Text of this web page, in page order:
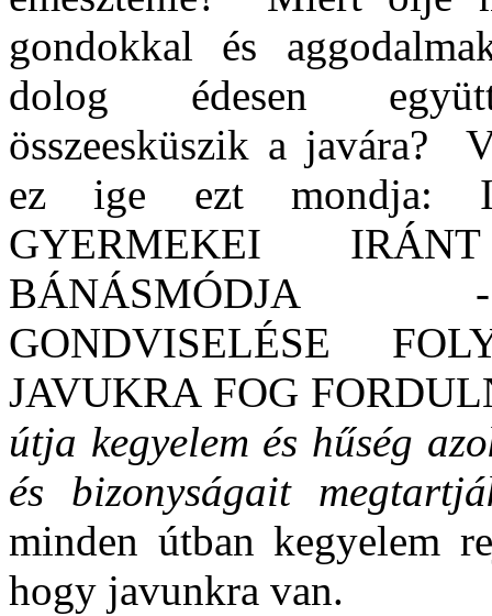
gondokkal és
dolog édesen
összeesküszik a javára?
ez ige ezt mondja:
GYERMEKEI
GONDVISELÉSE
JAVUKRA FOG
útja kegyelem és hűség
és bizonyságait
minden útban kegyelem
hogy javunkra van.